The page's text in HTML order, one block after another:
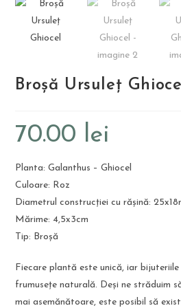
Broșă Ursuleț
70.00 lei
Planta: Galanthus – Ghiocel
Culoare: Roz
Diametrul construcției cu rășină:
Mărime: 4,5x3cm
Tip: Broșă
Fiecare plantă este unică, iar
frumusețe naturală. Deși ne străduim
mai asemănătoare, este posibil să